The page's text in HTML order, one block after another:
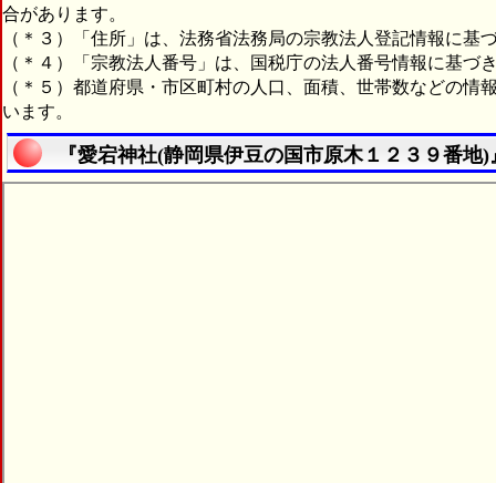
合があります。
（＊３）「住所」は、法務省法務局の宗教法人登記情報に基
（＊４）「宗教法人番号」は、国税庁の法人番号情報に基づ
（＊５）都道府県・市区町村の人口、面積、世帯数などの
います。
『愛宕神社(静岡県伊豆の国市原木１２３９番地